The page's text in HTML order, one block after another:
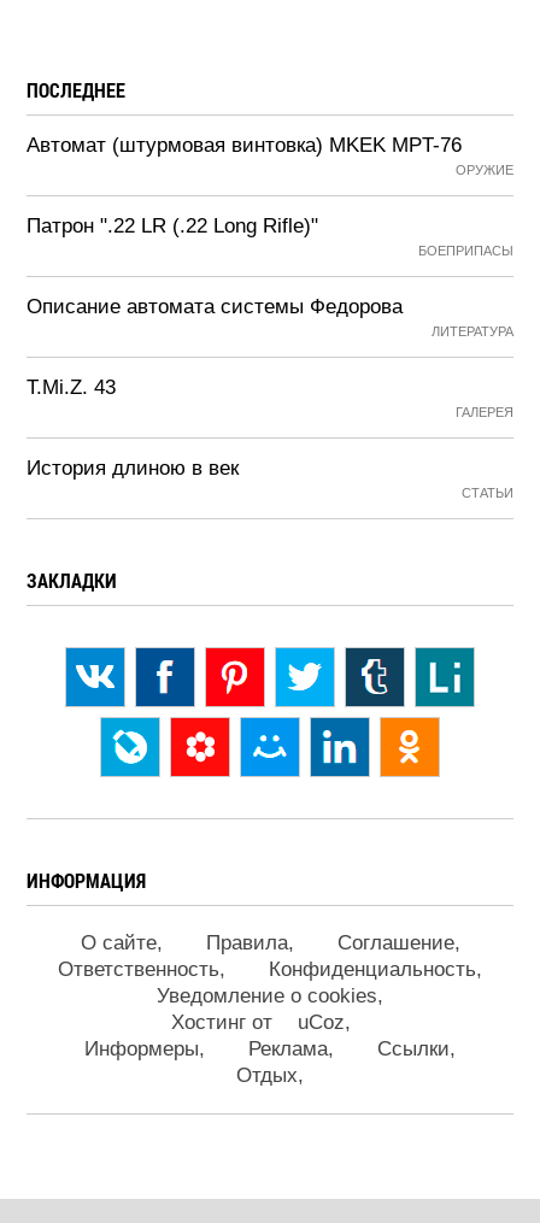
ПОСЛЕДНЕЕ
Автомат (штурмовая винтовка) MKEK MPT-76
ОРУЖИЕ
Патрон ".22 LR (.22 Long Rifle)"
БОЕПРИПАСЫ
Описание автомата системы Федорова
ЛИТЕРАТУРА
T.Mi.Z. 43
ГАЛЕРЕЯ
История длиною в век
СТАТЬИ
ЗАКЛАДКИ
ИНФОРМАЦИЯ
О сайте Правила
Соглашение
Ответственность
Конфиденциальность
Уведомление о cookies
Хостинг от
uCoz
Информеры
Реклама
Ссылки
Отдых